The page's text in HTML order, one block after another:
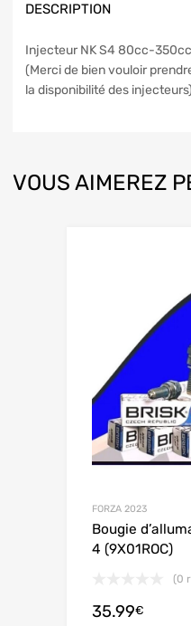
DESCRIPTION
Injecteur NK S4 80cc-
(Merci de bien vouloir
la disponibilité des
VOUS AIMEREZ
FORZA 2023
Bougie
4 (9X01ROC)
(0
35.99€